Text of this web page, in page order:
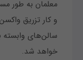
معلمان به طور
و کار تزریق
سالن‌های وابسته
خواهد شد.